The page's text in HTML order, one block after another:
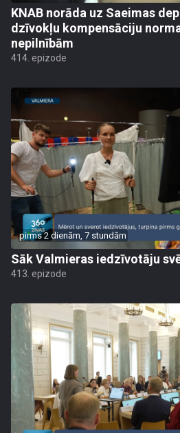
KNAB norāda uz Saeimas
dzīvokļu kompensāciju
nepilnībām
414. epizode
pirms 2 dienām, 7 stundām
Sāk Valmieras iedzīvotāju
413. epizode